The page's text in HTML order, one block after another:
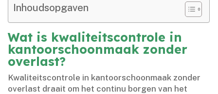
Inhoudsopgaven
Wat is kwaliteitscontrole in
kantoorschoonmaak zonder
overlast?
Kwaliteitscontrole in kantoorschoonmaak zonder
overlast draait om het continu borgen van het